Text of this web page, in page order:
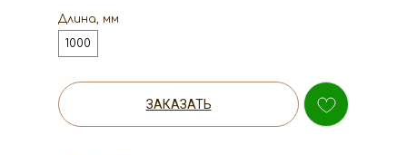
Длина, мм
1000
ЗАКАЗАТЬ